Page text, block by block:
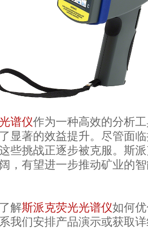
光谱仪作为一种高效的分析
显著的效益提升。尽管面
些挑战正逐步被克服。斯
，有望进一步推动矿业的
解斯派克荧光光谱仪如何
我们安排产品演示或获取